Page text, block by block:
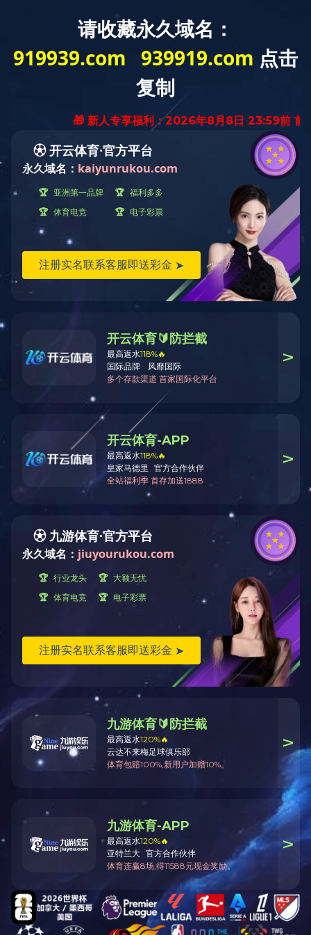
鲁班讲坛
鲁班讲坛 | 张煜：土木青年的时代答卷
单位链接：
鲁班讲坛 | 胡涛：从职校生到职教工作
者，他把热爱写成事业
2 3 4 5 ... 15
人物专访
学无止境勇攀高峰——访我院9...
城建班的总裁学长——我院95...2015-01-17
用一座乐鱼全球最大体育平台_乐鱼(中国)点亮一个梦想
2014-06-15
“地球工程师”的乐鱼全球最大体育平台_乐鱼(中国)人生
广西大业建设集团总经理李寿...
2013-07-17
科研为媒，校企合作结良缘—...2013-07-10
艺型培训中心总经理、广西建... 2012-06-15